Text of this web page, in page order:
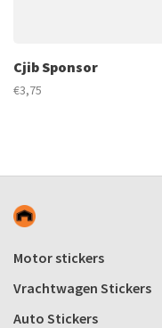
Cjib Sponsor
€3,75
Motor stickers
Vrachtwagen Stickers
Auto Stickers